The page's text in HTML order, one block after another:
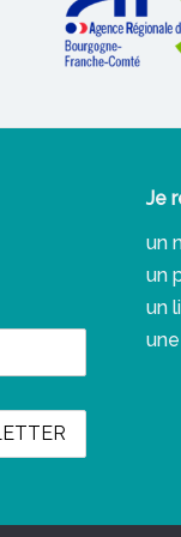
Je
un
un
un